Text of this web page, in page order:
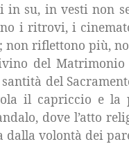
su, in vesti non
i ritrovi, i
riflettono più,
del
del
il capriccio e la
dove l’atto
dalla volontà dei